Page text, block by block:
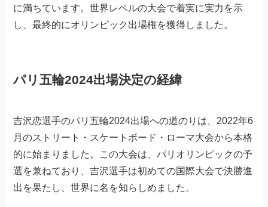
に満ちています。世界レベルの大会で着実に実力を示
し、最終的にオリンピック出場権を獲得しました。
パリ五輪2024出場決定の経緯
吉沢恋選手のパリ五輪2024出場への道のりは、2022年6
月のストリート・スケートボード・ローマ大会から本格
的に始まりました。この大会は、パリオリンピックの予
選を兼ねており、吉沢選手は初めての国際大会で決勝進
出を果たし、世界に名を知らしめました。